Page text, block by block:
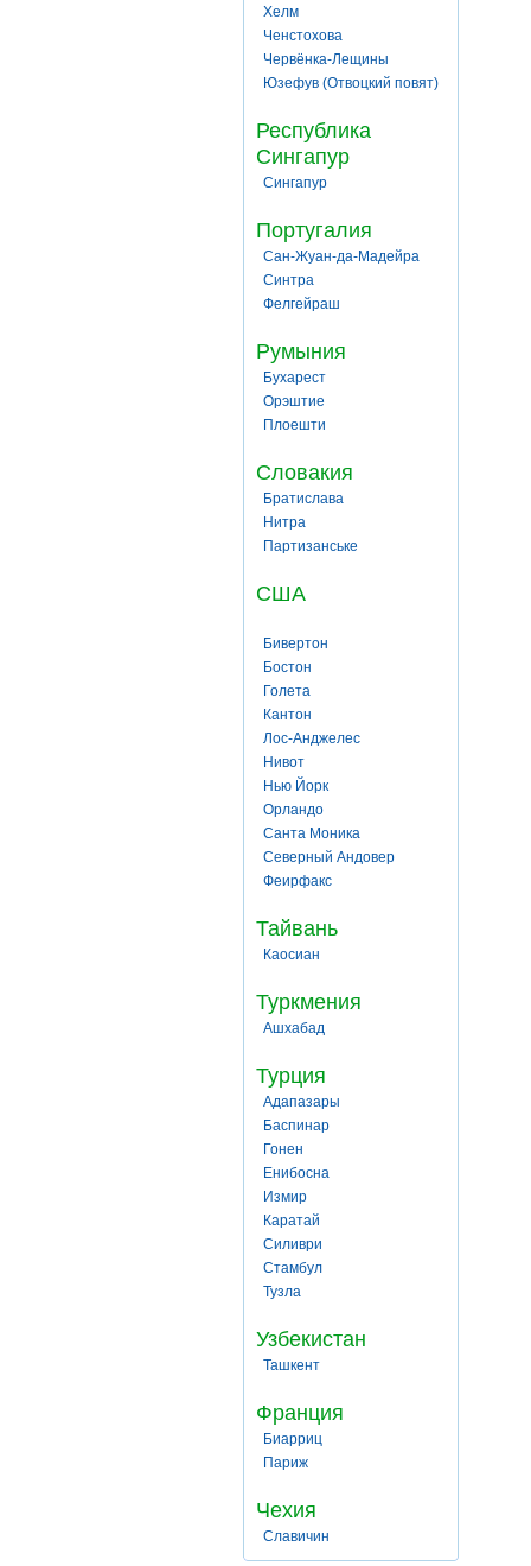
Хелм
Ченстохова
Червёнка-Лещины
Юзефув (Отвоцкий повят)
Республика
Сингапур
Сингапур
Португалия
Сан-Жуан-да-Мадейра
Синтра
Фелгейраш
Румыния
Бухарест
Орэштие
Плоешти
Словакия
Братислава
Нитра
Партизанське
США
Бивертон
Бостон
Голета
Кантон
Лос-Анджелес
Нивот
Нью Йорк
Орландо
Санта Моника
Северный Андовер
Феирфакс
Тайвань
Каосиан
Туркмения
Ашхабад
Турция
Адапазары
Баспинар
Гонен
Енибосна
Измир
Каратай
Силиври
Стамбул
Тузла
Узбекистан
Ташкент
Франция
Биарриц
Париж
Чехия
Славичин